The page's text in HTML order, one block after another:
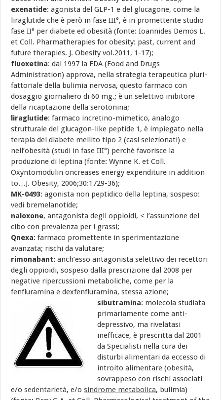
exenatide: agonista del GLP-1 e del glucagone, come la
liraglutide che è però in fase III°, è in promettente studio
fase II° per diabete ed obesità (fonte: Ioannides Demos L.
et Coll. Pharmatherapies for obesity: past, current and
future therapies. J. Obesity vol.2011, 1-17);
fluoxetina: dal 1997 la FDA (Food and Drugs
Administration) approva, nella strategia terapeutica pluri-
fattoriale della bulimia nervosa, questo farmaco con
dosaggio giornaliero di 60 mg.; è un selettivo inibitore
della ricaptazione della serotonina;
liraglutide: farmaco incretino-mimetico, analogo
strutturale del glucagon-like peptide 1, è impiegato nella
terapia del diabete mellito tipo 2 (casi selezionati) e
nell’obesità (studi in fase III°) perchè favorisce la
produzione di leptina (fonte: Wynne K. et Coll.
Oxyntomodulin oncreases energy expenditure in addition
to…J. Obesity, 2006;30:1729-36);
MK-0493: agonista non peptidico della leptina, sospeso:
vedi bremelanotide;
naloxone, antagonista degli oppioidi, < l’assunzione del
cibo con prevalenza per i grassi;
Qnexa: farmaco promettente in sperimentazione
avanzata; rischi da valutare;
rimonabant:anch’esso antagonista selettivo dei recettori
degli oppioidi, sospeso dalla prescrizione dal 2008 per
negative ripercussioni metaboliche, come per la
fenfluramina e dexfenfluramina, stessa azione;
sibutramina: molecola studiata
primariamente come anti-
depressivo, ma rivelatasi
inefficace, è prescritta dal 2001
da Specialisti nella cura dei
disturbi alimentari da eccesso di
introito alimentare (obesità,
sovrappeso con rischi associati
e/osedentarietà, e/osindrome metabolica, bulimia)